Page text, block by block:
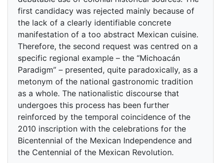
first candidacy was rejected mainly because of
the lack of a clearly identifiable concrete
manifestation of a too abstract Mexican cuisine.
Therefore, the second request was centred on a
specific regional example – the “Michoacán
Paradigm” – presented, quite paradoxically, as a
metonym of the national gastronomic tradition
as a whole. The nationalistic discourse that
undergoes this process has been further
reinforced by the temporal coincidence of the
2010 inscription with the celebrations for the
Bicentennial of the Mexican Independence and
the Centennial of the Mexican Revolution.